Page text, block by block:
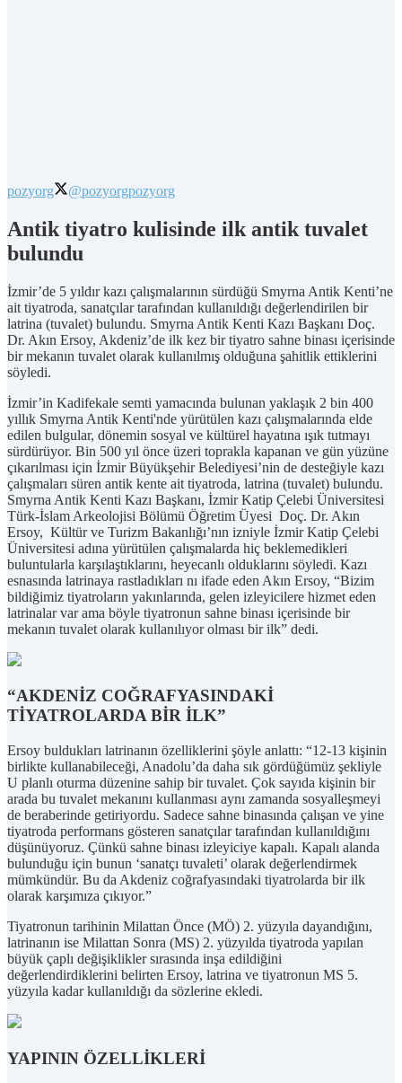
pozyorg @pozyorgpozyorg
Antik tiyatro kulisinde ilk antik tuvalet
bulundu
İzmir’de 5 yıldır kazı çalışmalarının sürdüğü Smyrna Antik Kenti’ne
ait tiyatroda, sanatçılar tarafından kullanıldığı değerlendirilen bir
latrina (tuvalet) bulundu. Smyrna Antik Kenti Kazı Başkanı Doç.
Dr. Akın Ersoy, Akdeniz’de ilk kez bir tiyatro sahne binası içerisinde
bir mekanın tuvalet olarak kullanılmış olduğuna şahitlik ettiklerini
söyledi.
İzmir’in Kadifekale semti yamacında bulunan yaklaşık 2 bin 400
yıllık Smyrna Antik Kenti'nde yürütülen kazı çalışmalarında elde
edilen bulgular, dönemin sosyal ve kültürel hayatına ışık tutmayı
sürdürüyor. Bin 500 yıl önce üzeri toprakla kapanan ve gün yüzüne
çıkarılması için İzmir Büyükşehir Belediyesi’nin de desteğiyle kazı
çalışmaları süren antik kente ait tiyatroda, latrina (tuvalet) bulundu.
Smyrna Antik Kenti Kazı Başkanı, İzmir Katip Çelebi Üniversitesi
Türk-İslam Arkeolojisi Bölümü Öğretim Üyesi Doç. Dr. Akın
Ersoy, Kültür ve Turizm Bakanlığı’nın izniyle İzmir Katip Çelebi
Üniversitesi adına yürütülen çalışmalarda hiç beklemedikleri
buluntularla karşılaştıklarını, heyecanlı olduklarını söyledi. Kazı
esnasında latrinaya rastladıkları nı ifade eden Akın Ersoy, “Bizim
bildiğimiz tiyatroların yakınlarında, gelen izleyicilere hizmet eden
latrinalar var ama böyle tiyatronun sahne binası içerisinde bir
mekanın tuvalet olarak kullanılıyor olması bir ilk” dedi.
“AKDENİZ COĞRAFYASINDAKİ
TİYATROLARDA BİR İLK”
Ersoy buldukları latrinanın özelliklerini şöyle anlattı: “12-13 kişinin
birlikte kullanabileceği, Anadolu’da daha sık gördüğümüz şekliyle
U planlı oturma düzenine sahip bir tuvalet. Çok sayıda kişinin bir
arada bu tuvalet mekanını kullanması aynı zamanda sosyalleşmeyi
de beraberinde getiriyordu. Sadece sahne binasında çalışan ve yine
tiyatroda performans gösteren sanatçılar tarafından kullanıldığını
düşünüyoruz. Çünkü sahne binası izleyiciye kapalı. Kapalı alanda
bulunduğu için bunun ‘sanatçı tuvaleti’ olarak değerlendirmek
mümkündür. Bu da Akdeniz coğrafyasındaki tiyatrolarda bir ilk
olarak karşımıza çıkıyor.”
Tiyatronun tarihinin Milattan Önce (MÖ) 2. yüzyıla dayandığını,
latrinanın ise Milattan Sonra (MS) 2. yüzyılda tiyatroda yapılan
büyük çaplı değişiklikler sırasında inşa edildiğini
değerlendirdiklerini belirten Ersoy, latrina ve tiyatronun MS 5.
yüzyıla kadar kullanıldığı da sözlerine ekledi.
YAPININ ÖZELLİKLERİ